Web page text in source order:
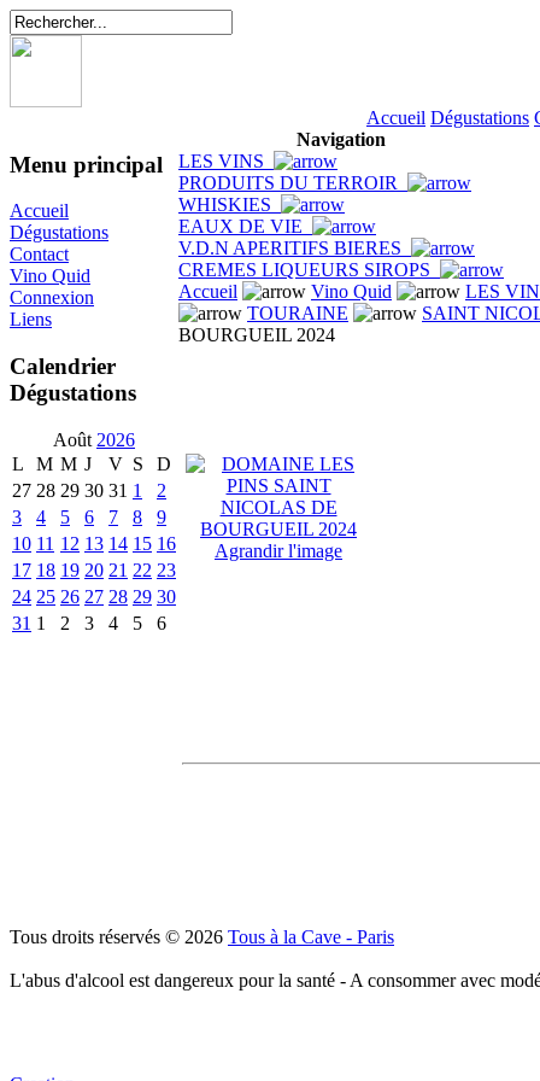
Accueil Dégustations
Menu principal
Accueil
Dégustations
Contact
Vino Quid
Connexion
Liens
Calendrier
Dégustations
Août 2026
L
M M J V S
D
27 28 29 30 31 1
2
3
4 5 6 7 8
9
10 11 12 13 14 15 16
17 18 19 20 21 22 23
24 25 26 27 28 29 30
31 1 2 3 4 5 6
Navigation
LES VINS
PRODUITS DU TERROIR
WHISKIES
EAUX DE VIE
V.D.N APERITIFS BIERES
CREMES LIQUEURS SIROPS
Accueil
Vino Quid
LES
TOURAINE
SAINT
BOURGUEIL 2024
Agrandir l'image
Tous droits réservés © 2026 Tous à la Cave - Paris
L'abus d'alcool est dangereux pour la santé - A consommer avec